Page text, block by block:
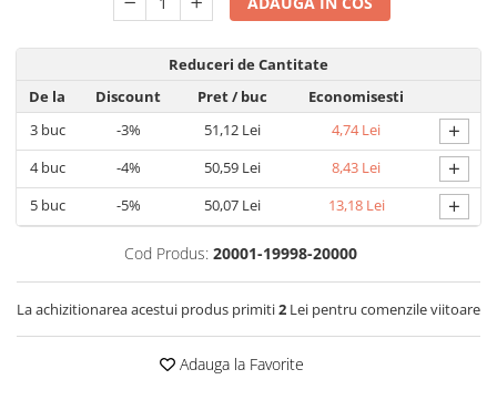
Detergent rufe capsule
Detergent rufe pudră
Balsam de rufe
Înălbitor și îndepărtare pete
Soluții anticalcar, igienizante și
întreținere țesături
Odorizanți
Reduceri de Cantitate
De la
Discount Pret/ buc
Economisesti
3buc -3% 51,12 Lei 4,74 Lei +
4buc -4% 50,59 Lei 8,43 Lei +
5buc -5% 50,07 Lei 13,18 Lei +
Cod Produs: 20001-19998-20000
La achizitionarea acestui produs primiti2 Lei pentru comenzile viitoare
Adauga la Favorite